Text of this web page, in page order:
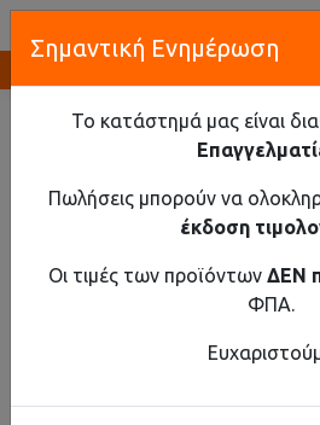
ΑΡΧΙΚΉ
ΗΛΕΚΤΡΟΛΟΓΙΚΌ ΥΛΙΚΌ/
ΠΥΡΟΣΒΕΣΤΉΡΑΣ ΡΆΓΑΣ ΜΕ
Πυροσβεστήρας Ράγας με
Σημαντική Ενημέρωση
Το κατάστημά μας είναι
Πωλήσεις μπορούν να
έκδοση
Οι τιμές των προϊόντων ΔΕΝ
ΦΠΑ.